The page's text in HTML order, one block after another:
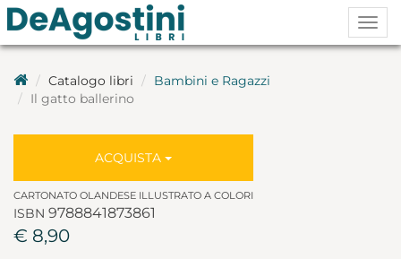
Catalogo libri
Bambini e Ragazzi
Il gatto ballerino
ACQUISTA
CARTONATO OLANDESE ILLUSTRATO A COLORI
ISBN 9788841873861
€ 8,90